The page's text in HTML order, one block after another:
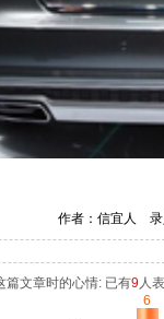
作者：信宜人 录
篇文章时的心情: 已有9人
6